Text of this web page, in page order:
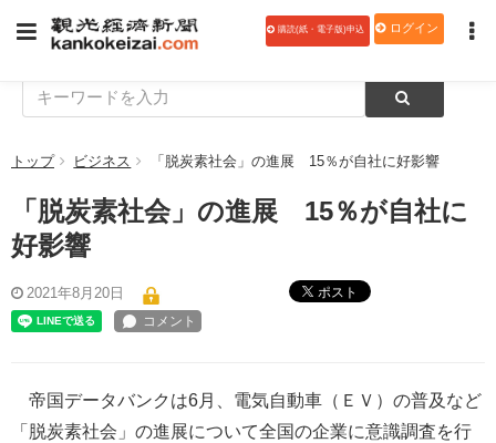
購読(紙・電子版)申込 ログイン
トップ ビジネス 「脱炭素社会」の進展 15％が自社に好影響
「脱炭素社会」の進展 15％が自社に
好影響
2021年8月20日 ポスト
帝国データバンクは6月、電気自動車（ＥＶ）の普及など
「脱炭素社会」の進展について全国の企業に意識調査を行